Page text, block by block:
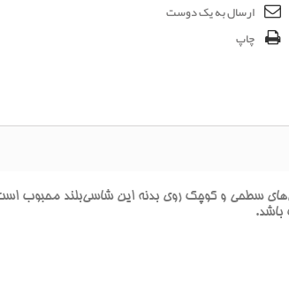
ارسال به یک دوست
چاپ
و کوچک روي بدنه اين شاسي‌بلند محبوب است.
باشد.